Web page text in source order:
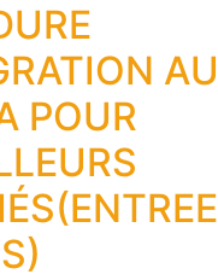
AU
POUR